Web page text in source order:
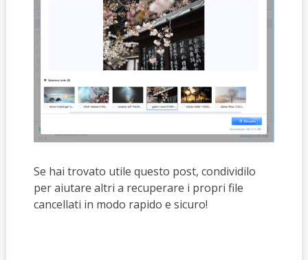
Se hai trovato utile questo post, condividilo
per aiutare altri a recuperare i propri file
cancellati in modo rapido e sicuro!